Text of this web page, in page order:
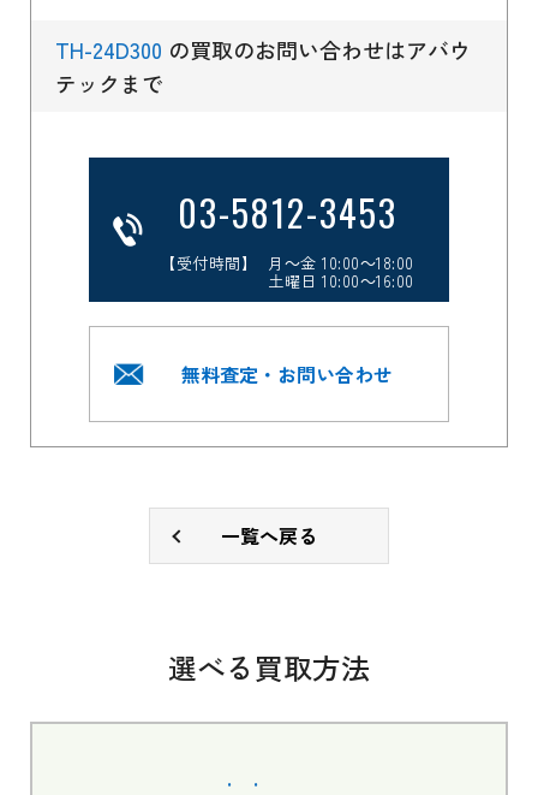
TH-24D300 の買取のお問い合わせはアバウ
テックまで
03-5812-3453
【受付時間】 月～金 10:00～18:00
土曜日 10:00～16:00
無料査定・お問い合わせ
一覧へ戻る
選べる買取方法